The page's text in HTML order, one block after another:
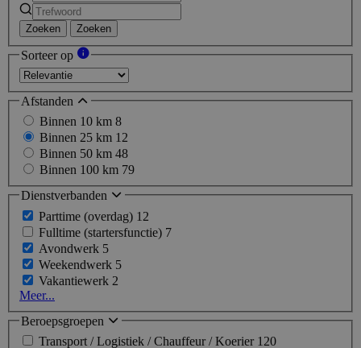
Zoeken Zoeken
Sorteer op
Afstanden
Binnen 10 km 8
Binnen 25 km 12
Binnen 50 km 48
Binnen 100 km 79
Dienstverbanden
Parttime (overdag) 12
Fulltime (startersfunctie) 7
Avondwerk 5
Weekendwerk 5
Vakantiewerk 2
Meer...
Beroepsgroepen
Transport / Logistiek / Chauffeur / Koerier 120